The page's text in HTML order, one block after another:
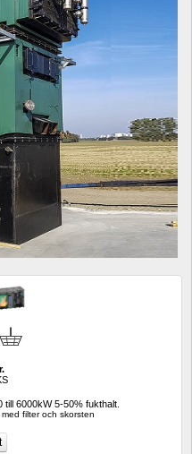
till 6000kW 5-50% fukthalt.
filter och skorsten